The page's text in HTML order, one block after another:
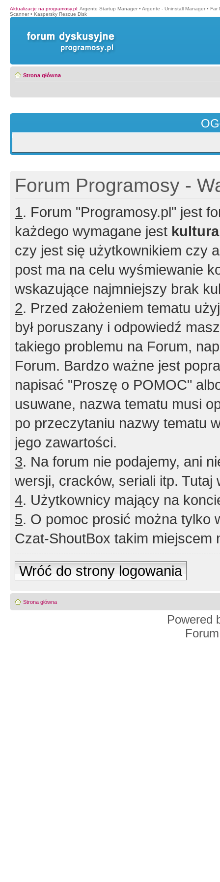
Aktualizacje na programosy.pl: Argente Startup Manager • Argente - Uninstall Manager • Far
Scanner • Kaspersky Rescue Disk
Strona główna
Forum Programosy -
1. Forum "Programosy.pl" jest
każdego wymagane jest
czy jest się użytkownikiem czy
post ma na celu wyśmiewanie
wskazujące najmniejszy brak
2. Przed założeniem tematu
był poruszany i odpowiedź
takiego problemu na Forum,
Forum. Bardzo ważne jest
napisać "Proszę o POMOC"
usuwane, nazwa tematu musi
po przeczytaniu nazwy tematu
jego zawartości.
3. Na forum nie podajemy, ani
wersji, cracków, seriali itp. Tutaj
4. Użytkownicy mający na
5. O pomoc prosić można tylko
Czat-ShoutBox takim miejscem
Wróć do strony logowania
Strona główna
Powered